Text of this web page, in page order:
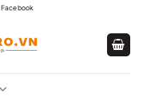
Facebook